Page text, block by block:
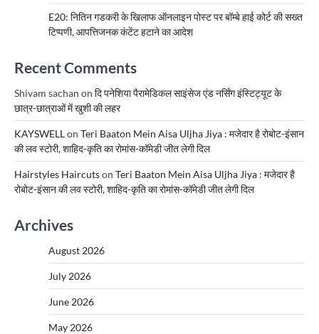
E20: नितिन गडकरी के खिलाफ ऑनलाइन पोस्ट पर बॉम्बे हाई कोर्ट की सख्त
टिप्पणी, आपत्तिजनक कंटेंट हटाने का आदेश
Recent Comments
Shivam sachan on दि पनेशिया पैरामेडिकल साइंसेज एंड नर्सिंग इंस्टिट्यूट के
छात्र-छात्राओं में खुशी की लहर
KAYSWELLon Teri Baaton Mein Aisa Uljha Jiya : मजेदार है रोबोट-इंसान
की लव स्टोरी, शाहिद-कृति का रोमांस-कॉमेडी जीत लेगी दिल
Hairstyles Haircutson Teri Baaton Mein Aisa Uljha Jiya : मजेदार है
रोबोट-इंसान की लव स्टोरी, शाहिद-कृति का रोमांस-कॉमेडी जीत लेगी दिल
Archives
August 2026
July 2026
June 2026
May 2026